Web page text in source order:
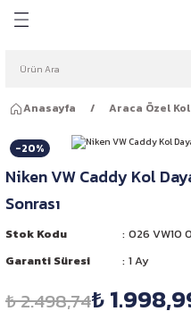
Ampulleri
Ampulleri
Ampulleri
Anasayfa Araca Özel
-20%
Niken VW Caddy Kol
Sonrası
Stok Kodu
026 VW10
Garanti Süresi
1 Ay
₺ 2.498,74₺